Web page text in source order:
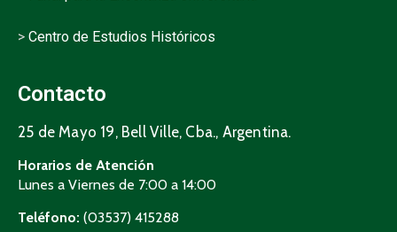
> Centro de Estudios Históricos
Contacto
25 de Mayo 19, Bell Ville, Cba., Argentina.
Horarios de Atención
Lunes a Viernes de 7:00 a 14:00
Teléfono: (03537) 415288